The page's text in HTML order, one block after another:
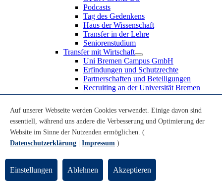
Podcasts
Tag des Gedenkens
Haus der Wissenschaft
Transfer in der Lehre
Seniorenstudium
Transfer mit Wirtschaft
Uni Bremen Campus GmbH
Erfindungen und Schutzrechte
Partnerschaften und Beteiligungen
Recruiting an der Universität Bremen
Weiterbildung an der Universität Bremen
Schülerinnen und Schüler
MINT-Schnupperstudium
Schulklassen
Lehrkräfte
UniTransfer - Servicestelle für Transferaktivitäten
Transfermagazin der Universität Bremen
Auf unserer Webseite werden Cookies verwendet. Einige davon sind
essentiell, während uns andere die Verbesserung und Optimierung der
Website im Sinne der Nutzenden ermöglichen. (
Datenschutzerklärung
Impressum )
Einstellungen Ablehnen Akzeptieren